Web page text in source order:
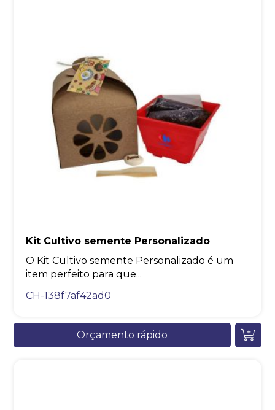
Kit Cultivo semente Personalizado
O Kit Cultivo semente Personalizado é um
item perfeito para que...
CH-138f7af42ad0
Orçamento rápido